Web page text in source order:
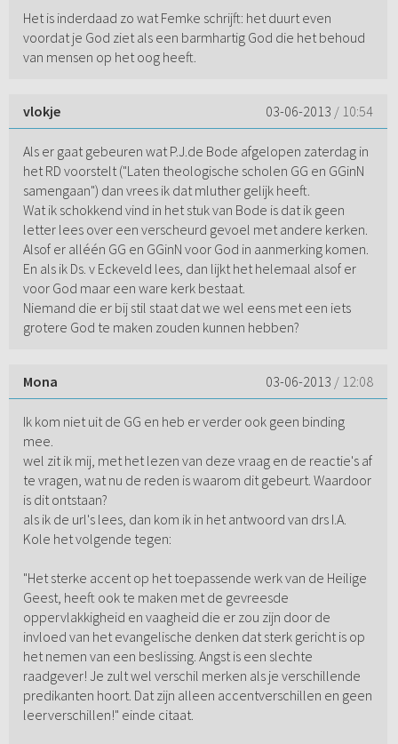
Het is inderdaad zo wat Femke schrijft: het duurt even
voordat je God ziet als een barmhartig God die het behoud
van mensen op het oog heeft.
vlokje 03-06-2013 / 10:54
Als er gaat gebeuren wat P.J.de Bode afgelopen zaterdag in
het RD voorstelt ("Laten theologische scholen GG en GGinN
samengaan") dan vrees ik dat mluther gelijk heeft.
Wat ik schokkend vind in het stuk van Bode is dat ik geen
letter lees over een verscheurd gevoel met andere kerken.
Alsof er alléén GG en GGinN voor God in aanmerking komen.
En als ik Ds. v Eckeveld lees, dan lijkt het helemaal alsof er
voor God maar een ware kerk bestaat.
Niemand die er bij stil staat dat we wel eens met een iets
grotere God te maken zouden kunnen hebben?
Mona 03-06-2013 / 12:08
Ik kom niet uit de GG en heb er verder ook geen binding
mee.
wel zit ik mij, met het lezen van deze vraag en de reactie's af
te vragen, wat nu de reden is waarom dit gebeurt. Waardoor
is dit ontstaan?
als ik de url's lees, dan kom ik in het antwoord van drs I.A.
Kole het volgende tegen:
"Het sterke accent op het toepassende werk van de Heilige
Geest, heeft ook te maken met de gevreesde
oppervlakkigheid en vaagheid die er zou zijn door de
invloed van het evangelische denken dat sterk gericht is op
het nemen van een beslissing. Angst is een slechte
raadgever! Je zult wel verschil merken als je verschillende
predikanten hoort. Dat zijn alleen accentverschillen en geen
leerverschillen!" einde citaat.